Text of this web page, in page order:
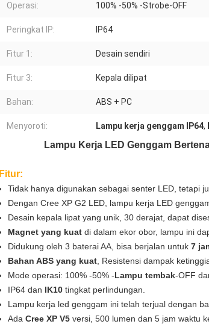
Operasi: 100% -50% -Strobe-OFF
Peringkat IP: IP64
Fitur 1: Desain sendiri
Fitur 3: Kepala dilipat
Bahan: ABS + PC
Menyoroti: Lampu kerja genggam IP64,
Lampu Kerja LED Genggam
Fitur:
Tidak hanya digunakan sebagai senter LED, tetapi
Dengan Cree XP G2 LED, lampu kerja LED
Desain kepala lipat yang unik, 30 derajat, dapat
Magnet yang kuat di dalam ekor obor, lampu ini
Didukung oleh 3 baterai AA, bisa berjalan untuk 7
Bahan ABS yang kuat, Resistensi dampak
Mode operasi: 100% -50% -Lampu tembak-OFF
IP64 dan IK10 tingkat perlindungan.
Lampu kerja led genggam ini telah terjual dengan
Ada Cree XP V5 versi, 500 lumen dan 5 jam waktu